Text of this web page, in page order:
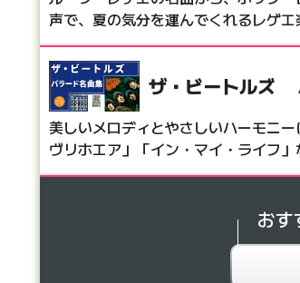
声で、夏の気分を運んでくれるレゲエ
ザ・ビートルズ
美しいメロディとやさしいハーモニ
ヴリホエア」「イン・マイ・ライフ
おす